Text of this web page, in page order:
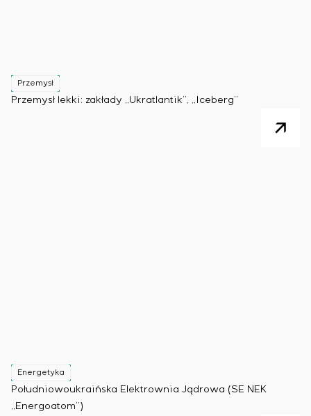
Przemysł
Przemysł lekki: zakłady „Ukratlantik”, „Iceberg”
Energetyka
Południowoukraińska Elektrownia Jądrowa (SE NEK
„Energoatom”)